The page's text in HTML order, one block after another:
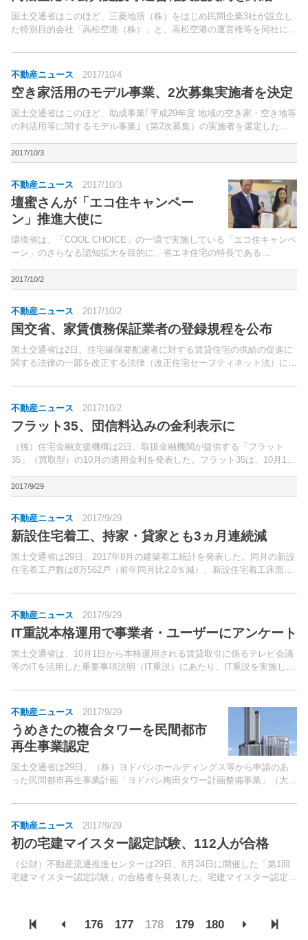
国土交通省はこのほど、三菱地所（株）をはじめ民間企業3社が設立し
た特別目的会社「高松空港（株）」と、高松空港の運営権等を同社に設
る公共施設等の整備等の促進に関する法律（PFI法）の...
不動産ニュース 2017/10/4
空き家活用のモデル事業、2次募集実施者を決定
国土交通省はこのほど、助成事業｢平成29年度 地域の空き家・空き地等
の利活用等に関するモデル事業｣（第2次募集）の実施者を選定した。
2017/10/3
不動産ニュース 2017/10/3
壇蜜さんが「エコ住キャンペー
ン」推進大使に
環境省は、「COOL CHOICE」の一環で実施している「エコ住キャンペ
ーン」のさらなる認知拡大を目的に、省エネ住宅の特長である
さ...
2017/10/2
不動産ニュース 2017/10/2
国交省、家賃債務保証業者の登録規程を公布
国土交通省は2日、住宅確保要配慮者に対する賃貸住宅の供給の促進に
関する法律の一部を改正する法律（改正住宅セーフティネット法）に係
25日に施行される。
不動産ニュース 2017/10/2
フラット35、団信料込みの金利表示に
（独）住宅金融支援機構は2日、取扱金融機関が提供する「フラット
35」（買取型）の10月の適用金利を発表した。フラット35は、10月1日
費用が月々の支払いに含まれる金利表示に移行した。
2017/9/29
不動産ニュース 2017/9/29
新設住宅着工、持家・貸家とも3ヵ月連続減
国土交通省は29日、2017年8月の建築着工統計を発表した。同月の新設
住宅着工戸数は8万562戸（前年同月比2.0％減）、新設住宅着工床面積
となった。
不動産ニュース 2017/9/29
IT重説本格運用で事業者・ユーザーにアンケート
国土交通省は、10月1日から本格運用される賃貸取引に係るテレビ会議
等のITを活用した重要事項説明（IT重説）にあたり、IT重説を実施した
26日、不動産業界団体に対して協力を要請し...
不動産ニュース 2017/9/29
うめきたの複合タワーを民間都市
再生事業認定
国土交通省は29日、（株）ヨドバシホールディングス等から申請のあ
った民間都市再生事業計画「ヨドバシ梅田タワー計画整備事業」（大阪
JR「大阪」駅に隣接。
不動産ニュース 2017/9/29
初の宅建マイスター認定試験、112人が合格
（公財）不動産流通推進センターは29日、8月24日に開催した「第1回
宅建マイスター認定試験」の合格者を発表した。宅建マイスター認定制
176 177 178 179 180